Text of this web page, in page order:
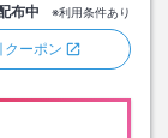
布中 ※利用条件あり
ーポン